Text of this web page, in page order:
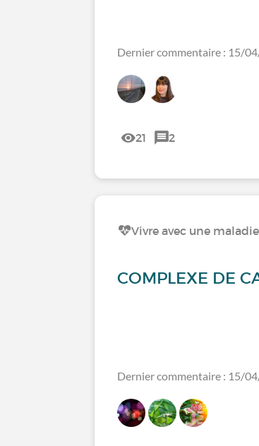
Dernier commentaire : 15/
21 2
Vivre avec une
COMPLEXE DE
Dernier commentaire : 15/